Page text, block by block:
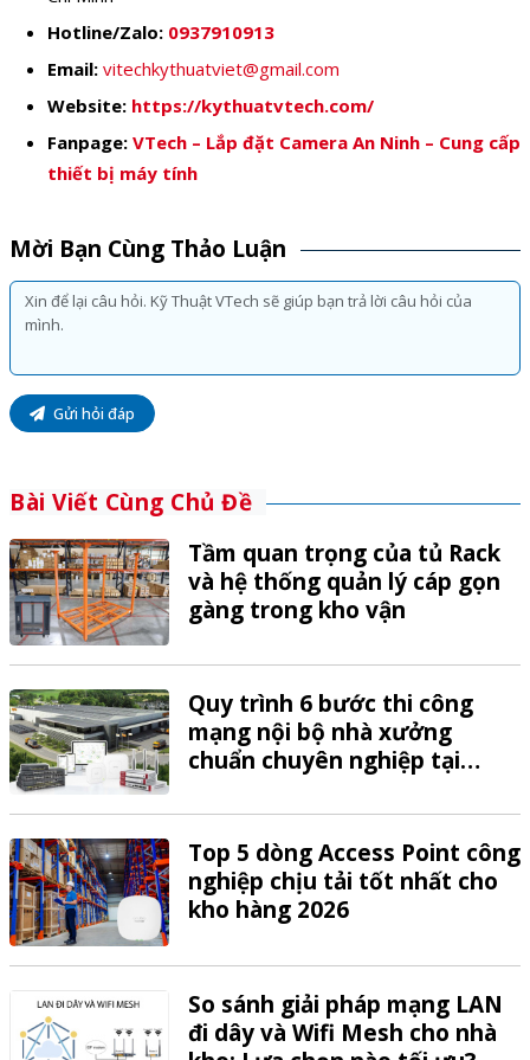
Hotline/Zalo: 0937910913
Email: vitechkythuatviet@gmail.com
Website: https://kythuatvtech.com/
Fanpage: VTech – Lắp đặt Camera An Ninh – Cung cấp
thiết bị máy tính
Mời Bạn Cùng Thảo Luận
Gửi hỏi đáp
Bài Viết Cùng Chủ Đề
Tầm quan trọng của tủ Rack
và hệ thống quản lý cáp gọn
gàng trong kho vận
Quy trình 6 bước thi công
mạng nội bộ nhà xưởng
chuẩn chuyên nghiệp tại
Top 5 dòng Access Point công
nghiệp chịu tải tốt nhất cho
kho hàng 2026
So sánh giải pháp mạng LAN
đi dây và Wifi Mesh cho nhà